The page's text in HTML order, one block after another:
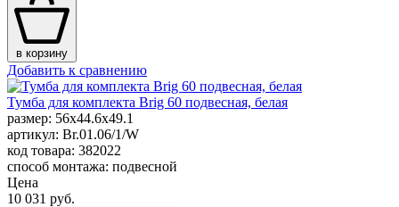
в корзину
Добавить к сравнению
Тумба для комплекта Brig 60 подвесная, белая
размер: 56x44.6x49.1
артикул: Br.01.06/1/W
код товара: 382022
способ монтажа: подвесной
Цена
10 031 руб.